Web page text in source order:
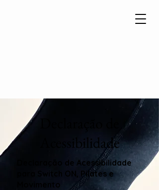
Acessibilidade
Declaração de Acessibilidade
para Switch ON, Pilates e
Movimento